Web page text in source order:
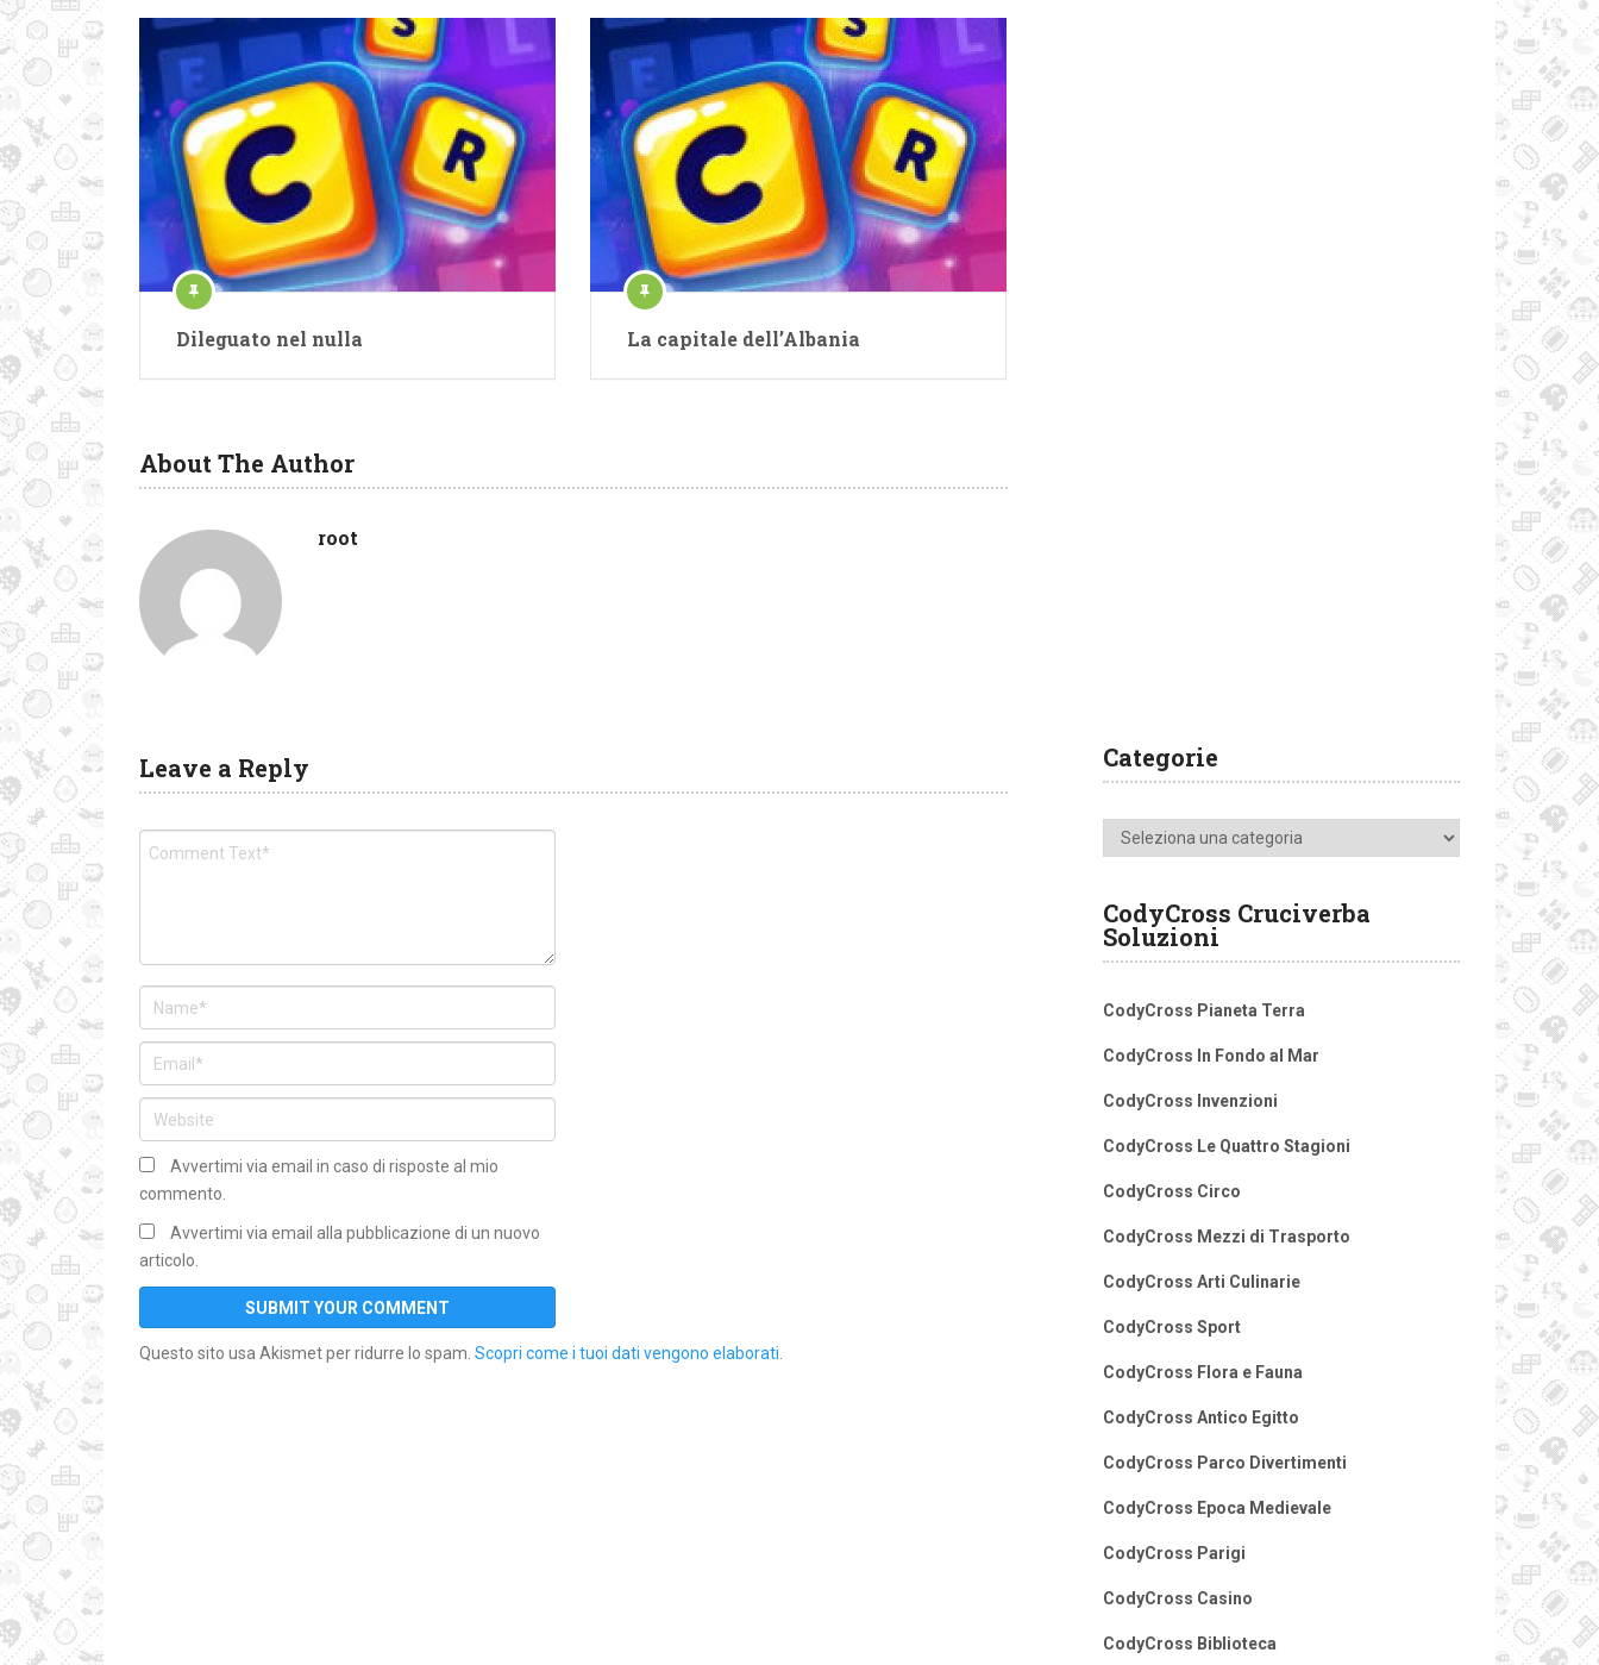
Dileguato nel nulla La capitale dell’Albania
About The Author
root
Leave a Reply
Avvertimi via email in caso di risposte al mio
commento.
Avvertimi via email alla pubblicazione di un nuovo
articolo.
Questo sito usa Akismet per ridurre lo spam. Scopri come i tuoi dati vengono elaborati
Categorie
Categorie
CodyCross Cruciverba
Soluzioni
CodyCross Pianeta Terra
CodyCross In Fondo al Mar
CodyCross Invenzioni
CodyCross Le Quattro Stagioni
CodyCross Circo
CodyCross Mezzi di Trasporto
CodyCross Arti Culinarie
CodyCross Sport
CodyCross Flora e Fauna
CodyCross Antico Egitto
CodyCross Parco Divertimenti
CodyCross Epoca Medievale
CodyCross Parigi
CodyCross Casino
CodyCross Biblioteca